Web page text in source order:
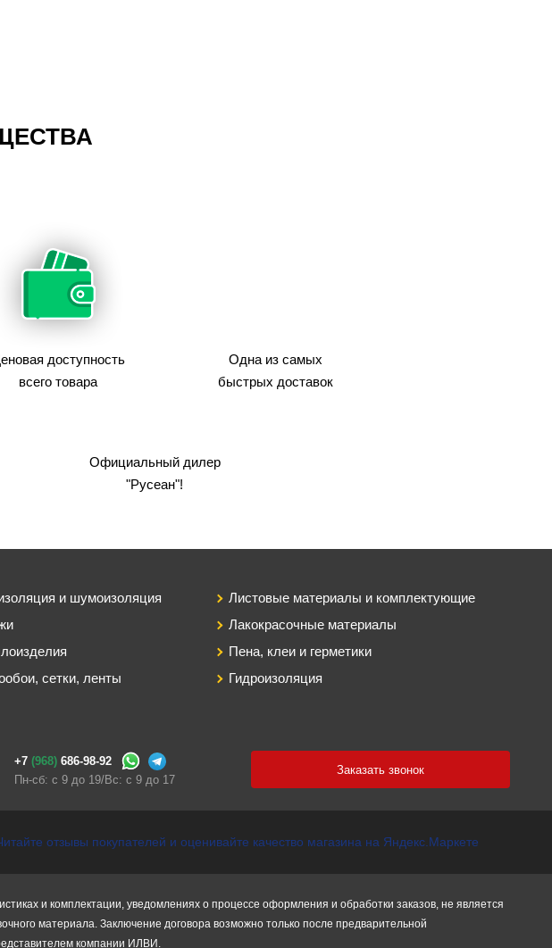
доступность
всего товара
Одна из самых
быстрых доставок
Официальный дилер
"Русеан"!
и шумоизоляция
Листовые материалы и комплектующие
Лакокрасочные материалы
Пена, клеи и герметики
сетки, ленты
Гидроизоляция
+7 (968) 686-98-92
Пн-сб: с 9 до 19/Вс: с 9 до 17
Заказать звонок
и комплектации, уведомлениях о процессе оформления и обработки заказов, не является
материала. Заключение договора возможно только после предварительной
компании ИЛВИ.